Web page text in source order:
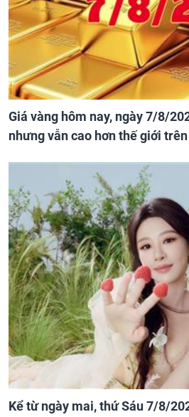
Giá vàng hôm nay, ngày 7/8/
nhưng vẫn cao hơn thế giới
Kể từ ngày mai, thứ Sáu 7/8/